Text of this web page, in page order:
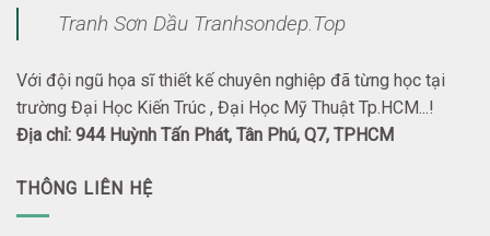
Tranh Sơn Dầu Tranhsondep.Top
Với đội ngũ họa sĩ thiết kế chuyên nghiệp đã từng học tại
trường Đại Học Kiến Trúc , Đại Học Mỹ Thuật Tp.HCM...!
Địa chỉ: 944 Huỳnh Tấn Phát, Tân Phú, Q7, TPHCM
THÔNG LIÊN HỆ